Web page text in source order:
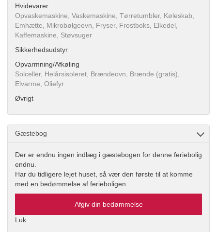
Hvidevarer
Opvaskemaskine, Vaskemaskine, Tørretumbler, Køleskab,
Emhætte, Mikrobølgeovn, Fryser, Frostboks, Elkedel,
Kaffemaskine, Støvsuger
Sikkerhedsudstyr
Opvarmning/Afkøling
Solceller, Helårsisoleret, Brændeovn, Brænde (gratis),
Elvarme, Oliefyr
Øvrigt
Gæstebog
Der er endnu ingen indlæg i gæstebogen for denne feriebolig
endnu.
Har du tidligere lejet huset, så vær den første til at komme
med en bedømmelse af ferieboligen.
Afgiv din bedømmelse
Luk